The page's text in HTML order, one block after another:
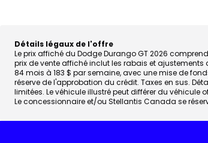
Détails légaux de l'offre
Le prix affiché du Dodge Durango GT 2026
prix de vente affiché inclut les rabais et
84 mois à 183 $ par semaine, avec une mise de
réserve de l'approbation du crédit. Taxes en sus.
limitées. Le véhicule illustré peut différer du
Le concessionnaire et/ou Stellantis Canada se